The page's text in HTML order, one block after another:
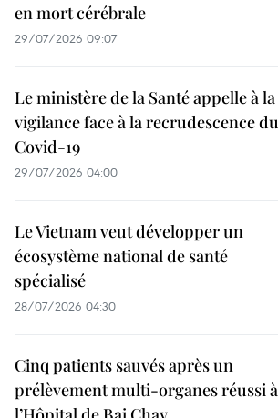
en mort cérébrale
29/07/2026 09:07
Le ministère de la Santé appelle à la
vigilance face à la recrudescence du
Covid-19
29/07/2026 04:00
Le Vietnam veut développer un
écosystème national de santé
spécialisé
28/07/2026 04:30
Cinq patients sauvés après un
prélèvement multi-organes réussi à